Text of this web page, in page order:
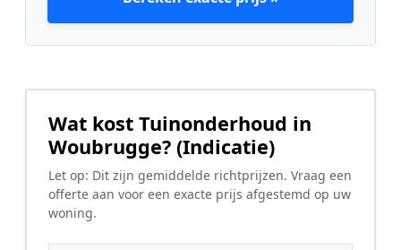
Wat kost Tuinonderhoud in
Woubrugge? (Indicatie)
Let op: Dit zijn gemiddelde richtprijzen. Vraag een
offerte aan voor een exacte prijs afgestemd op uw
woning.